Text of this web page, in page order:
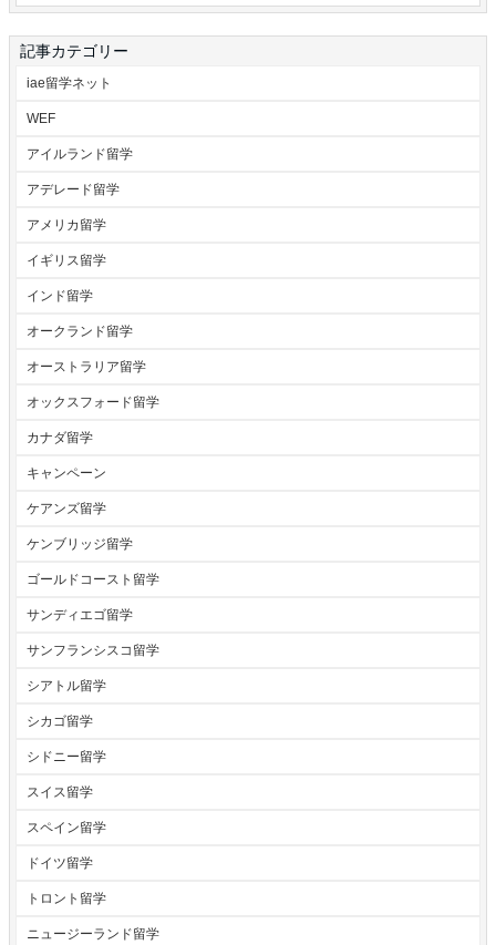
記事カテゴリー
iae留学ネット
WEF
アイルランド留学
アデレード留学
アメリカ留学
イギリス留学
インド留学
オークランド留学
オーストラリア留学
オックスフォード留学
カナダ留学
キャンペーン
ケアンズ留学
ケンブリッジ留学
ゴールドコースト留学
サンディエゴ留学
サンフランシスコ留学
シアトル留学
シカゴ留学
シドニー留学
スイス留学
スペイン留学
ドイツ留学
トロント留学
ニュージーランド留学